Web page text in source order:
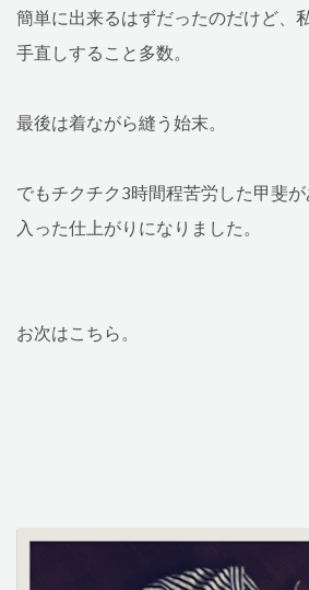
簡単に出来るはずだったのだけど、
手直しすること多数。
最後は着ながら縫う始末。
でもチクチク3時間程苦労した甲斐
入った仕上がりになりました。
お次はこちら。